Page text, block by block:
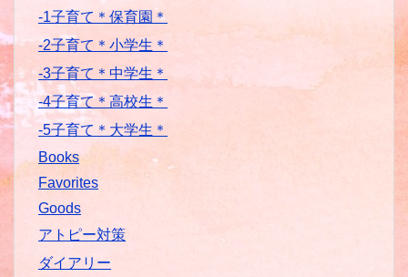
-1子育て＊保育園＊
-2子育て＊小学生＊
-3子育て＊中学生＊
-4子育て＊高校生＊
-5子育て＊大学生＊
Books
Favorites
Goods
アトピー対策
ダイアリー